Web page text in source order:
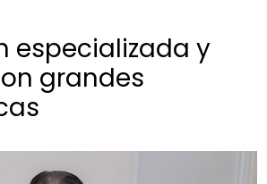
especializada y
grandes